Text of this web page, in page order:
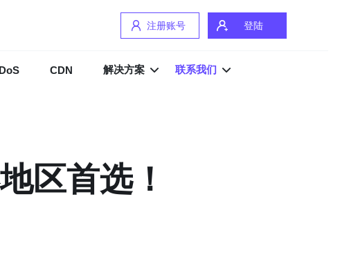
注册账号 登陆
CDN 解决方案 联系我们
区首选！